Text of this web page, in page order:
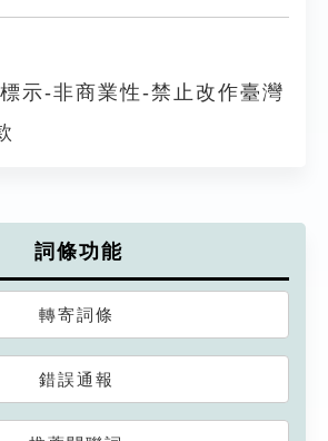
示-非商業性-禁止改作臺灣
詞條功能
轉寄詞條
錯誤通報